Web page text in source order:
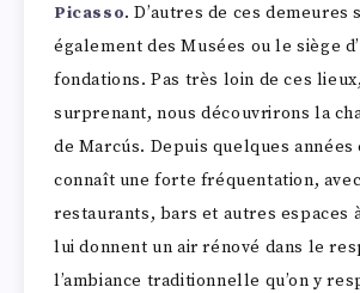
Picasso. D’autres de ces demeures
également des Musées ou le siège
fondations. Pas très loin de ces
surprenant, nous découvrirons la
de Marcús. Depuis quelques
connaît une forte fréquentation,
restaurants, bars et autres espaces
lui donnent un air rénové dans le
l’ambiance traditionnelle qu’on y